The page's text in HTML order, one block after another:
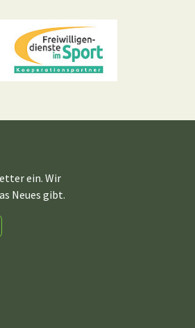
ein. Wir
Neues gibt.